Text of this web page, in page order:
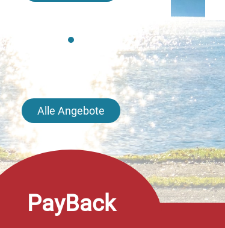
Alle Angebote
PayBack